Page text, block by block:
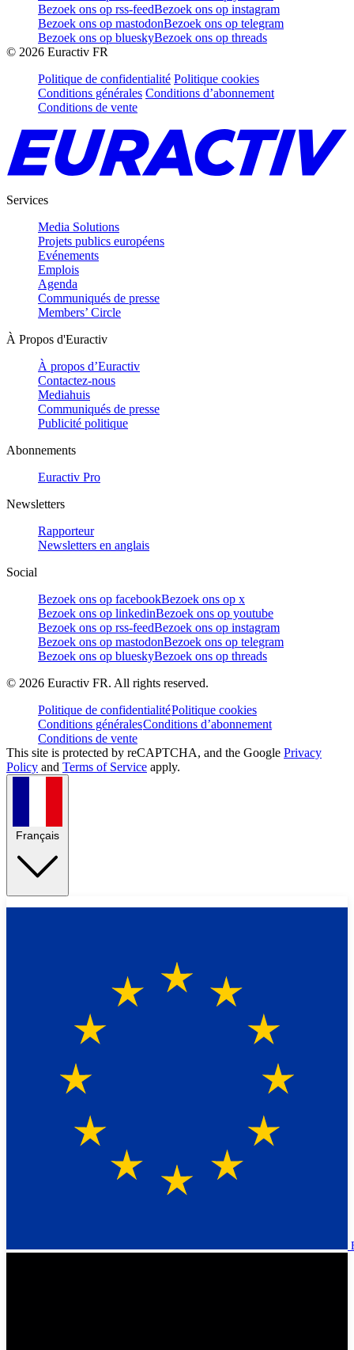
Bezoek ons op rss-feedBezoek ons op instagram
Bezoek ons op mastodonBezoek ons op telegram
Bezoek ons op blueskyBezoek ons op threads
© 2026 Euractiv FR
Politique de confidentialité Politique cookies
Conditions générales Conditions d’abonnement
Conditions de vente
Services
Media Solutions
Projets publics européens
Evénements
Emplois
Agenda
Communiqués de presse
Members’ Circle
À Propos d'Euractiv
À propos d’Euractiv
Contactez-nous
Mediahuis
Communiqués de presse
Publicité politique
Abonnements
Euractiv Pro
Newsletters
Rapporteur
Newsletters en anglais
Social
Bezoek ons op facebookBezoek ons op x
Bezoek ons op linkedinBezoek ons op youtube
Bezoek ons op rss-feedBezoek ons op instagram
Bezoek ons op mastodonBezoek ons op telegram
Bezoek ons op blueskyBezoek ons op threads
© 2026 Euractiv FR. All rights reserved.
Politique de confidentialitéPolitique cookies
Conditions généralesConditions d’abonnement
Conditions de vente
This site is protected by reCAPTCHA, and the Google Privacy
Policy and Terms of Service apply.
Français